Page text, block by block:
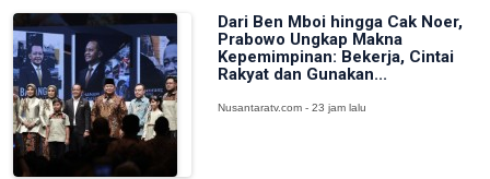
Dari Ben Mboi hingga Cak Noer,
Prabowo Ungkap Makna
Kepemimpinan: Bekerja, Cintai
Rakyat dan Gunakan...
Nusantaratv.com - 23 jam lalu